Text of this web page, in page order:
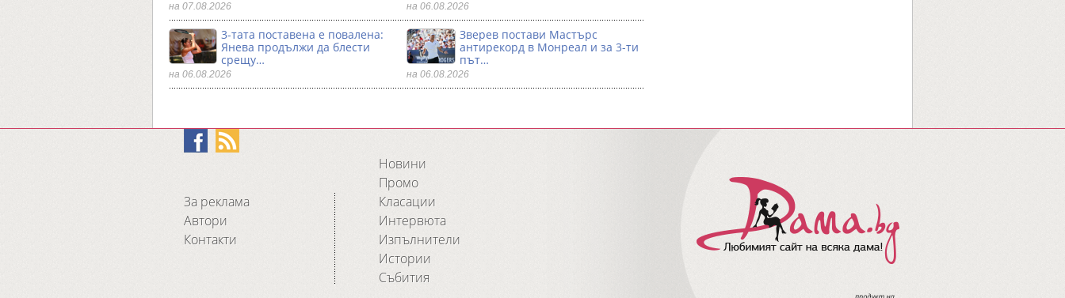
на 07.08.2026 на 06.08.2026
3-тата поставена е повалена:
Янева продължи да блести
срещу…
на 06.08.2026
Зверев постави Мастърс
антирекорд в Монреал и за 3-ти
път…
на 06.08.2026
За реклама
Автори
Контакти
Новини
Промо
Класации
Интервюта
Изпълнители
Истории
Събития